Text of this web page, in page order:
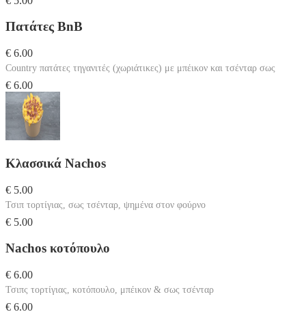
Πατάτες BnB
€ 6.00
Country πατάτες τηγανιτές (χωριάτικες) με μπέικον και τσένταρ σως
€ 6.00
Κλασσικά Nachos
€ 5.00
Τσιπ τορτίγιας, σως τσένταρ, ψημένα στον φούρνο
€ 5.00
Nachos κοτόπουλο
€ 6.00
Τσιπς τορτίγιας, κοτόπουλο, μπέικον & σως τσένταρ
€ 6.00